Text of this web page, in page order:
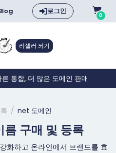
로그인 0
리셀러 되기
통합, 더 많은 도메인 판매
net 도메인
구매 및 등록
화하고 온라인에서 브랜드를 효